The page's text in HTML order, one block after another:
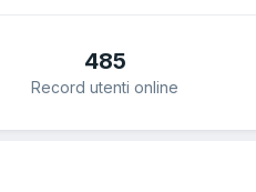
485
Record utenti online